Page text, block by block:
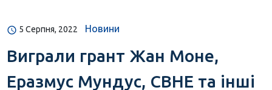
5 Серпня, 2022 Новини
Виграли грант Жан Моне,
Еразмус Мундус, СВНЕ та інші